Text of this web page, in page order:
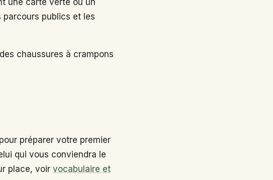
publics et les
chaussures à crampons
pour préparer votre premier
qui vous conviendra le
place, voir vocabulaire et